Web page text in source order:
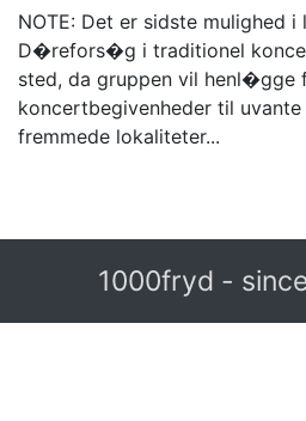
NOTE: Det er sidste mulighed
D�refors�g i traditionel
sted, da gruppen vil henl�gge
koncertbegivenheder til
fremmede lokaliteter...
1000fryd -